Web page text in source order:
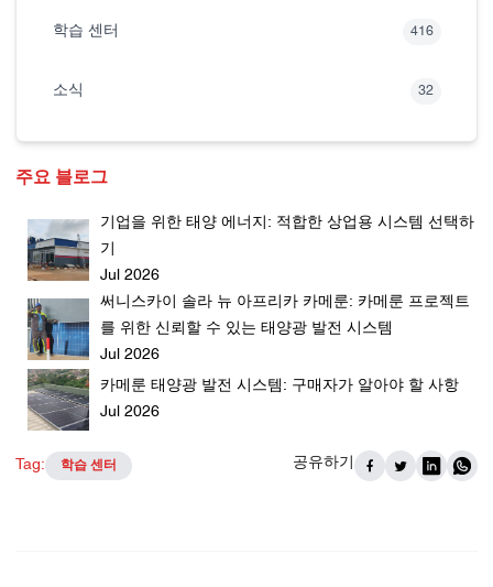
학습 센터 416
소식 32
주요 블로그
기업을 위한 태양 에너지: 적합한 상업용 시스템 선택하
기
Jul 2026
써니스카이 솔라 뉴 아프리카 카메룬: 카메룬 프로젝트
를 위한 신뢰할 수 있는 태양광 발전 시스템
Jul 2026
카메룬 태양광 발전 시스템: 구매자가 알아야 할 사항
Jul 2026
Tag: 학습 센터 공유하기